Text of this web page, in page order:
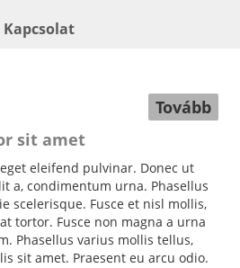
Kapcsolat
Tovább
sit amet
eleifend pulvinar. Donec ut
a, condimentum urna. Phasellus
scelerisque. Fusce et nisl mollis,
tortor. Fusce non magna a urna
Phasellus varius mollis tellus,
sit amet. Praesent eu arcu odio.